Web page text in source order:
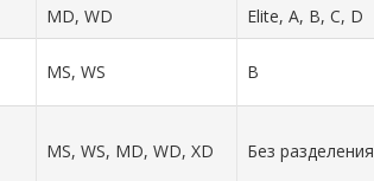
MD, WD Elite, A, B, C, D
MS, WS B
MS, WS, MD, WD, XD Без разделения